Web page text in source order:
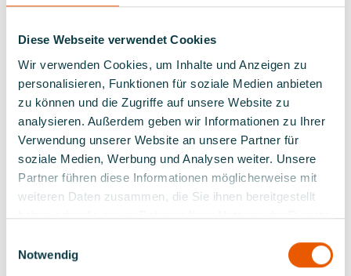
Diese Webseite verwendet Cookies
Wir verwenden Cookies, um Inhalte und Anzeigen zu
personalisieren, Funktionen für soziale Medien anbieten
zu können und die Zugriffe auf unsere Website zu
analysieren. Außerdem geben wir Informationen zu Ihrer
Verwendung unserer Website an unsere Partner für
soziale Medien, Werbung und Analysen weiter. Unsere
Partner führen diese Informationen möglicherweise mit
weiteren Daten zusammen, die Sie ihnen bereitgestellt
haben oder die sie im Rahmen Ihrer Nutzung der Dienste
Notwendig
PRÜFUNGSAUSSCHÜSSE